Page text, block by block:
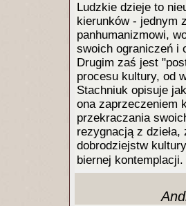
Ludzkie dzieje to
kierunków - jednym
panhumanizmowi,
swoich ograniczeń i
Drugim zaś jest
procesu kultury, od
Stachniuk opisuje
ona zaprzeczeniem
przekraczania
rezygnacją z
dobrodziejstw
biernej kontemplacji.